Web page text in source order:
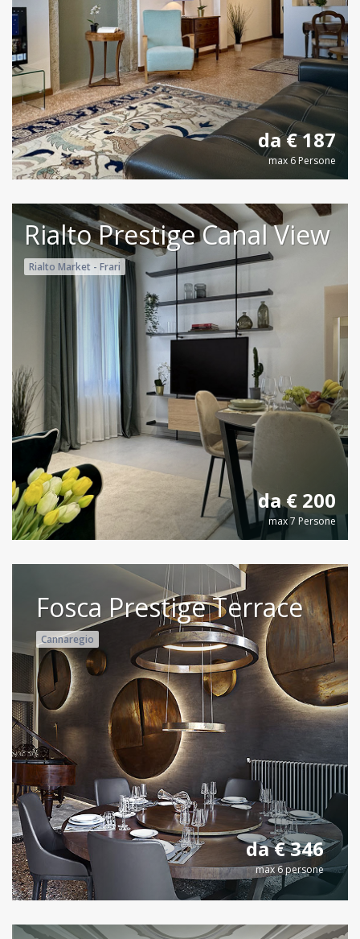
da € 187
max 6 Persone
Rialto Prestige Canal View
Rialto Market - Frari
da € 200
max 7 Persone
Fosca Prestige Terrace
Cannaregio
da € 346
max 6 persone